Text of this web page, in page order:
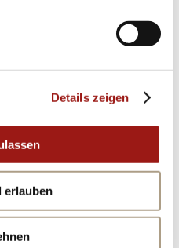
Details zeigen
erlauben